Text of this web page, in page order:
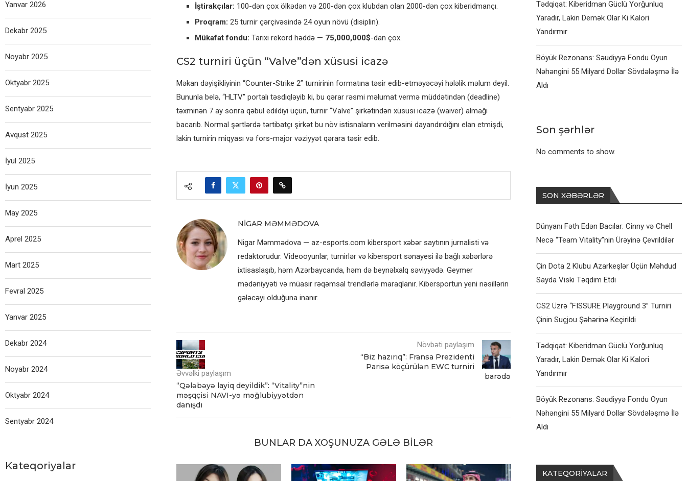
İştirakçılar: 100-dən çox ölkədən və 200-dən çox klubdan olan 2000-dən çox kiberidmançı.
Proqram: 25 turnir çərçivəsində 24 oyun növü (disiplin).
Mükafat fondu: Tarixi rekord həddə — 75,000,000$-dan çox.
CS2 turniri üçün “Valve”dən xüsusi icazə
Məkan dəyişikliyinin “Counter-Strike 2” turnirinin formatına təsir edib-etməyəcəyi hələlik məlum deyil.
Bununla belə, “HLTV” portalı təsdiqləyib ki, bu qərar rəsmi məlumat vermə müddətindən (deadline)
təxminən 7 ay sonra qəbul edildiyi üçün, turnir “Valve” şirkətindən xüsusi icazə (waiver) almağı
bacarıb. Normal şərtlərdə tərtibatçı şirkət bu növ istisnaların verilməsini dayandırdığını elan etmişdi,
lakin turnirin miqyası və fors-major vəziyyət qərara təsir edib.
NIGAR MƏMMƏDOVA
Nigar Məmmədova — az-esports.com kibersport xəbər saytının jurnalisti və
redaktorudur. Videooyunlar, turnirlər və kibersport sənayesi ilə bağlı xəbərlərə
ixtisaslaşıb, həm Azərbaycanda, həm də beynəlxalq səviyyədə. Geymer
mədəniyyəti və müasir rəqəmsal trendlərlə maraqlanır. Kibersportun yeni nəsillərin
gələcəyi olduğuna inanır.
Əvvəlki paylaşım
“Qələbəyə layiq deyildik”: “Vitality”nin
məşqçisi NAVI-yə məğlubiyyətdən
danışdı
Növbəti paylaşım
“Biz hazırıq”: Fransa Prezidenti
Parisə köçürülən EWC turniri
barədə
BUNLAR DA XOŞUNUZA GƏLƏ BILƏR
Tədqiqat: Kiberidman Güclü Yorğunluq
Yaradır, Lakin Demək Olar Ki Kalori
Yandırmır
Böyük Rezonans: Səudiyyə Fondu Oyun
Nəhəngini 55 Milyard Dollar Sövdələşmə İlə
Aldı
Son şərhlər
No comments to show.
SON XƏBƏRLƏR
Dünyanı Fəth Edən Bacılar: Cinny və Chell
Necə “Team Vitality”nin Ürəyinə Çevrildilər
Çin Dota 2 Klubu Azarkeşlər Üçün Məhdud
Sayda Viski Təqdim Etdi
CS2 Üzrə “FISSURE Playground 3” Turniri
Çinin Suçjou Şəhərinə Keçirildi
Tədqiqat: Kiberidman Güclü Yorğunluq
Yaradır, Lakin Demək Olar Ki Kalori
Yandırmır
Böyük Rezonans: Səudiyyə Fondu Oyun
Nəhəngini 55 Milyard Dollar Sövdələşmə İlə
Aldı
KATEQORIYALAR
Yanvar 2026
Dekabr 2025
Noyabr 2025
Oktyabr 2025
Sentyabr 2025
Avqust 2025
İyul 2025
İyun 2025
May 2025
Aprel 2025
Mart 2025
Fevral 2025
Yanvar 2025
Dekabr 2024
Noyabr 2024
Oktyabr 2024
Sentyabr 2024
Kateqoriyalar